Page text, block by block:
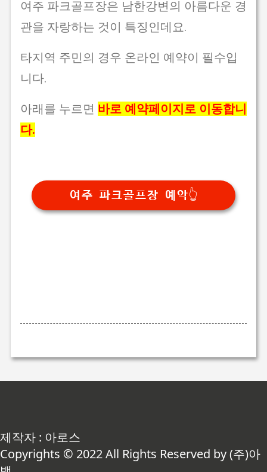
여주 파크골프장은 남한강변의 아름다운 경
관을 자랑하는 것이 특징인데요.
타지역 주민의 경우 온라인 예약이 필수입
니다.
아래를 누르면 바로 예약페이지로 이동합니
다.
여주 파크골프장 예약👆
제작자 : 아로스
Copyrights © 2022 All Rights Reserved by (주)아